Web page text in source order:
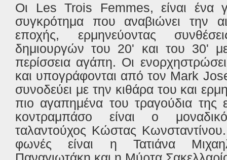
Οι Les Trois Femmes, είναι ένα
συγκρότημα που αναβιώνει την
εποχής, ερμηνεύοντας
δημιουργών του 20' και του 30' με
περίσσεια αγάπη. Οι
και υπογράφονται από τον Mark
συνοδεύει με την κιθάρα του και
πιο αγαπημένα του τραγούδια της
κοντραμπάσο είναι ο
ταλαντούχος Κώστας Κωνσταντίνου.
φωνές είναι η Τατιάνα